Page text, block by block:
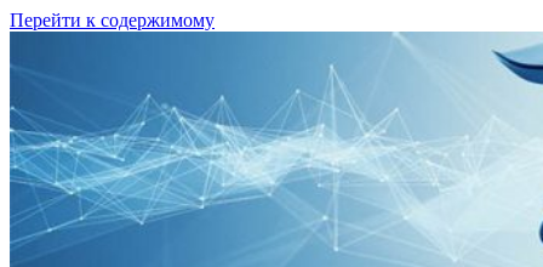
Перейти к содержимому